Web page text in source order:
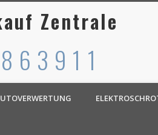
Zentrale
6 3 9 1 1